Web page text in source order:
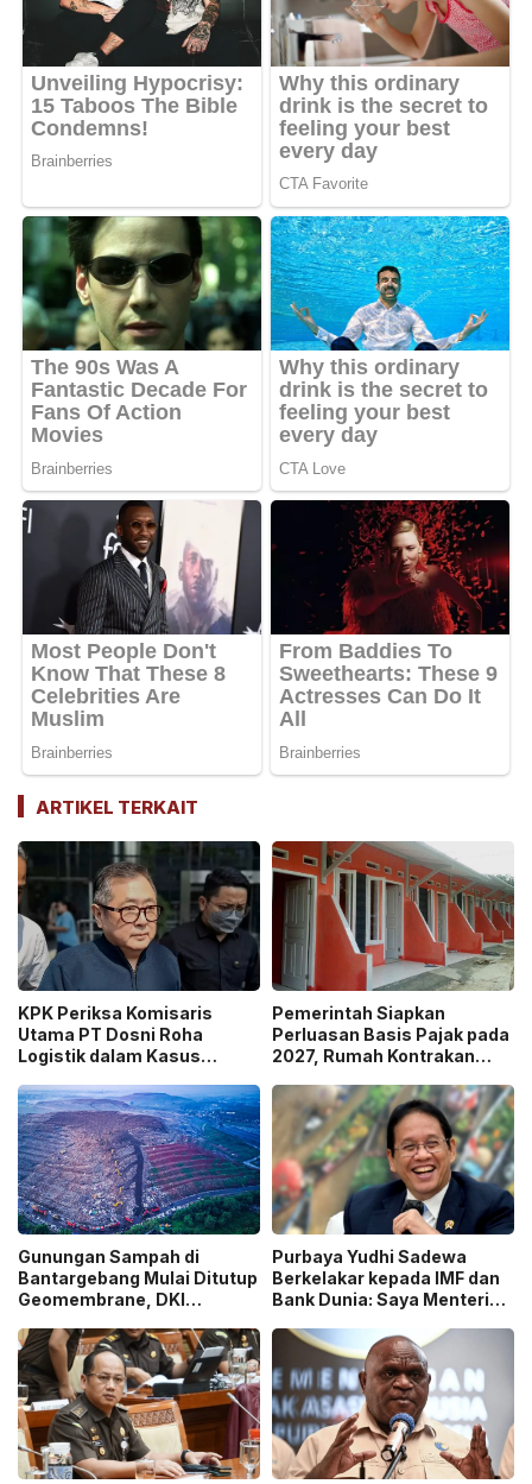
ARTIKEL TERKAIT
KPK Periksa Komisaris
Utama PT Dosni Roha
Logistik dalam Kasus
Pengangkutan Bansos!
Pemerintah Siapkan
Perluasan Basis Pajak pada
2027, Rumah Kontrakan
Pengawasan!
Gunungan Sampah di
Bantargebang Mulai Ditutup
Geomembrane, DKI
Sistem Open Dumping!
Purbaya Yudhi Sadewa
Berkelakar kepada IMF dan
Bank Dunia: Saya Menteri
Beruntung di Dunia!